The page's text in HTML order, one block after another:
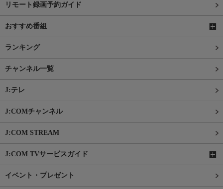
リモート録画予約ガイド
おすすめ番組
ランキング
チャンネル一覧
J:テレ
J:COMチャンネル
J:COM STREAM
J:COM TVサービスガイド
イベント・プレゼント